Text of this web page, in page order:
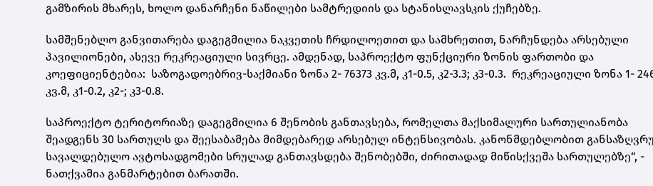
გამზირის მხარეს, ხოლო დანარჩენი ნაწილები სამტრედიის და სტანისლავსკის ქუჩებზე.
სამშენებლო განვითარება დაგეგმილია ნაკვეთის ჩრდილოეთით და სამხრეთით, ნარჩუნდება არსებული
პავილიონები, ასევე რეკრეაციული სივრცე. ამდენად, საპროექტო ფუნქციური ზონის ფართობი და
კოეფიციენტებია: საზოგადოებრივ-საქმიანი ზონა 2- 76373 კვ.მ, კ1-0.5, კ2-3.3; კ3-0.3. რეკრეაციული ზონა 1-
კვ.მ, კ1-0.2, კ2-; კ3-0.8.
საპროექტო ტერიტორიაზე დაგეგმილია 6 შენობის განთავსება, რომელთა მაქსიმალური სართულიანობა
შეადგენს 30 სართულს და შეესაბამება მიმდებარედ არსებულ ინტენსივობას. კანონმდებლობით
სავალდებულო ავტოსადგომები სრულად განთავსდება შენობებში, ძირითადად მიწისქვეშა სართულებზე“, -
ნათქვამია განმარტებით ბარათში.